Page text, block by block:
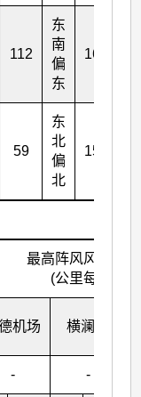
112
东
南
偏
东
169
59
东
北
偏
北
153
最高阵风风向及
(公里每小时)
机场 横澜岛
- -